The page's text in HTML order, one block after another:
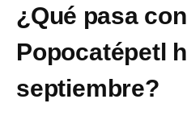
¿Qué pasa
Popocatépetl
septiembre?